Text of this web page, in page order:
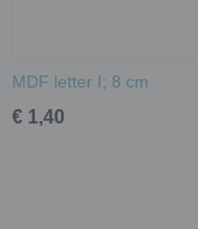
MDF letter I; 8 cm
€ 1,40